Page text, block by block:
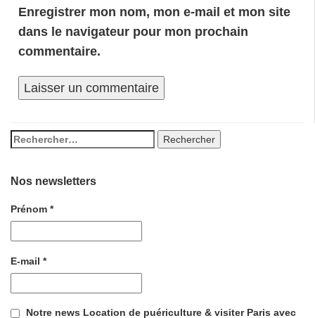
Enregistrer mon nom, mon e-mail et mon site
dans le navigateur pour mon prochain
commentaire.
Nos newsletters
Prénom *
E-mail *
Notre news Location de puériculture & visiter Paris avec